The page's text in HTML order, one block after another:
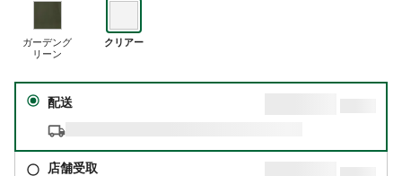
ガーデング
リーン
クリアー
配送
店舗受取